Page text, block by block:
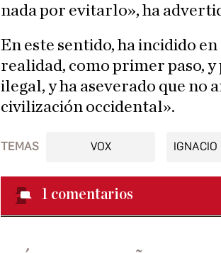
nada por evitarlo», ha
En este sentido, ha incidido
realidad, como primer paso,
ilegal, y ha aseverado que no
civilización occidental».
TEMAS VOX IGNACIO
1 comentarios